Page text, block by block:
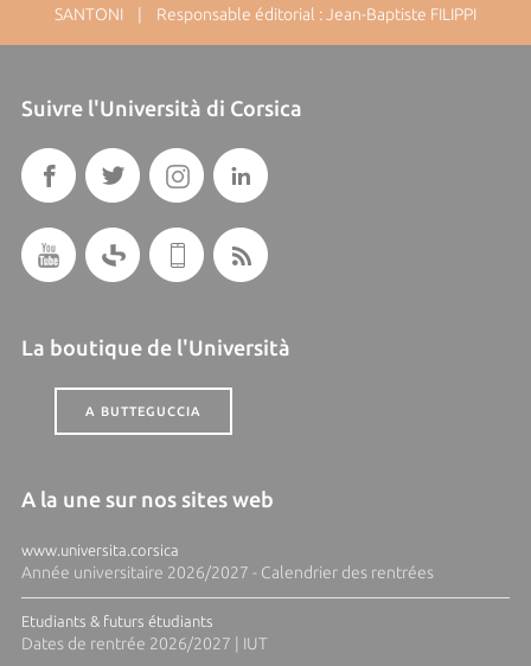
SANTONI | Responsable éditorial : Jean-Baptiste FILIPPI
Suivre l'Università di Corsica
La boutique de l'Università
A BUTTEGUCCIA
A la une sur nos sites web
www.universita.corsica
Année universitaire 2026/2027 - Calendrier des rentrées
Etudiants & futurs étudiants
Dates de rentrée 2026/2027 | IUT